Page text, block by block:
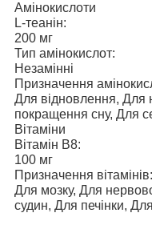
Амінокислоти
L-теанін:
200 мг
Тип амінокислот:
Незамінні
Призначення
Для відновлення, Для
покращення сну, Для
Вітаміни
Вітамін В8:
100 мг
Призначення вітамінів:
Для мозку, Для
судин, Для печінки,